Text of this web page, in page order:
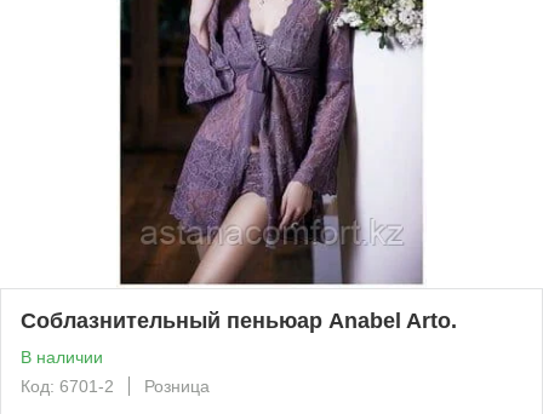
Соблазнительный пеньюар Anabel Arto.
В наличии
Код: 6701-2
Розница